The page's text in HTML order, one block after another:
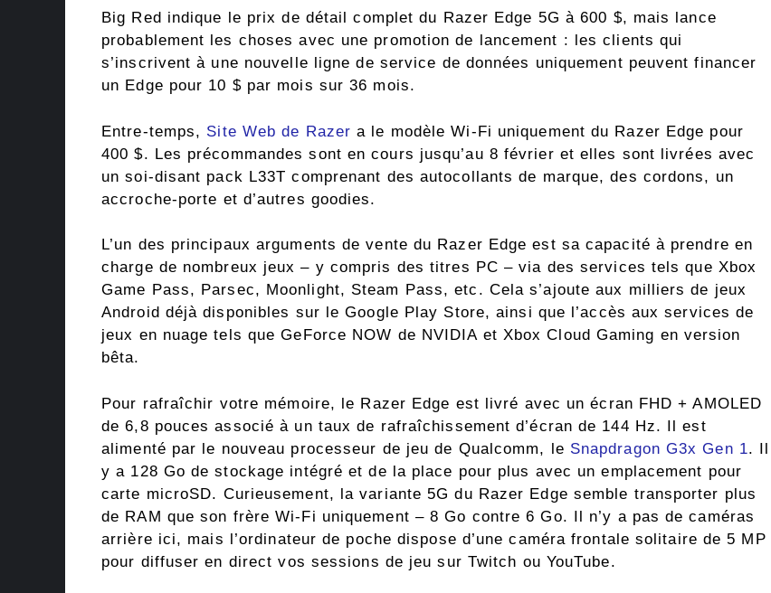
Big Red indique le prix de détail complet du Razer Edge 5G à 600 $, mais lance
probablement les choses avec une promotion de lancement : les clients qui
s’inscrivent à une nouvelle ligne de service de données uniquement peuvent financer
un Edge pour 10 $ par mois sur 36 mois.
Entre-temps, Site Web de Razer a le modèle Wi-Fi uniquement du Razer Edge pour
400 $. Les précommandes sont en cours jusqu’au 8 février et elles sont livrées avec
un soi-disant pack L33T comprenant des autocollants de marque, des cordons, un
accroche-porte et d’autres goodies.
L’un des principaux arguments de vente du Razer Edge est sa capacité à prendre en
charge de nombreux jeux – y compris des titres PC – via des services tels que Xbox
Game Pass, Parsec, Moonlight, Steam Pass, etc. Cela s’ajoute aux milliers de jeux
Android déjà disponibles sur le Google Play Store, ainsi que l’accès aux services de
jeux en nuage tels que GeForce NOW de NVIDIA et Xbox Cloud Gaming en version
bêta.
Pour rafraîchir votre mémoire, le Razer Edge est livré avec un écran FHD + AMOLED
de 6,8 pouces associé à un taux de rafraîchissement d’écran de 144 Hz. Il est
alimenté par le nouveau processeur de jeu de Qualcomm, le Snapdragon G3x Gen 1. Il
y a 128 Go de stockage intégré et de la place pour plus avec un emplacement pour
carte microSD. Curieusement, la variante 5G du Razer Edge semble transporter plus
de RAM que son frère Wi-Fi uniquement – ​​8 Go contre 6 Go. Il n’y a pas de caméras
arrière ici, mais l’ordinateur de poche dispose d’une caméra frontale solitaire de 5 MP
pour diffuser en direct vos sessions de jeu sur Twitch ou YouTube.